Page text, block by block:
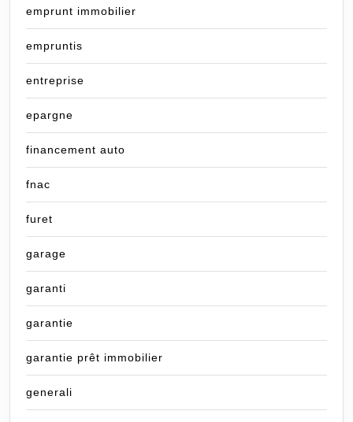
emprunt immobilier
empruntis
entreprise
epargne
financement auto
fnac
furet
garage
garanti
garantie
garantie prêt immobilier
generali